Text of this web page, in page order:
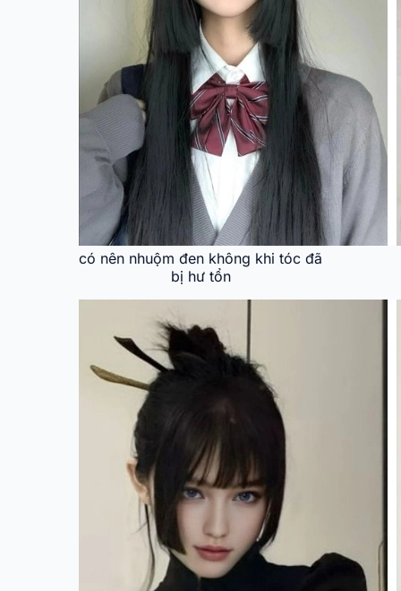
có nên nhuộm đen không khi tóc đã
bị hư tổn